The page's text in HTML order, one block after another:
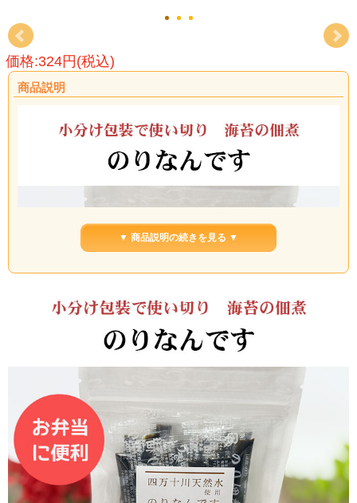
価格:324円(税込)
商品説明
お弁当に便利な個包装
▼ 商品説明の続きを見る ▼